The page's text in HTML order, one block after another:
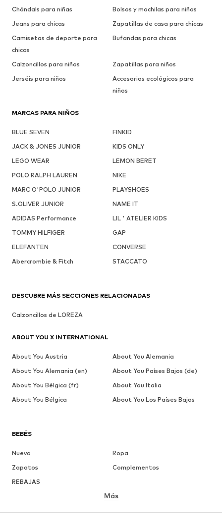
Chándals para niñas
Bolsos y mochilas para niñas
Jeans para chicas
Zapatillas de casa para chicas
Camisetas de deporte para
chicas
Bufandas para chicas
Calzoncillos para niños
Zapatillas para niños
Jerséis para niños
Accesorios ecológicos para
niños
MARCAS PARA NIÑOS
BLUE SEVEN
FINKID
JACK & JONES JUNIOR
KIDS ONLY
LEGO WEAR
LEMON BERET
POLO RALPH LAUREN
NIKE
MARC O'POLO JUNIOR
PLAYSHOES
S.OLIVER JUNIOR
NAME IT
ADIDAS Performance
LIL ' ATELIER KIDS
TOMMY HILFIGER
GAP
ELEFANTEN
CONVERSE
Abercrombie & Fitch
STACCATO
BEBÉS
Nuevo
Ropa
Zapatos
Complementos
REBAJAS
Más
DESCUBRE MÁS SECCIONES RELACIONADAS
Calzoncillos de LOREZA
ABOUT YOU X INTERNATIONAL
About You Austria
About You Alemania
About You Alemania (en)
About You Países Bajos (de)
About You Bélgica (fr)
About You Italia
About You Bélgica
About You Los Países Bajos